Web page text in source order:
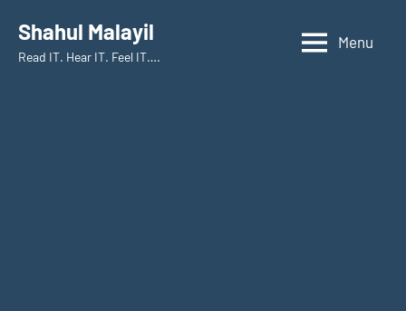
content
Shahul Malayil
Read IT. Hear IT. Feel IT….
Menu